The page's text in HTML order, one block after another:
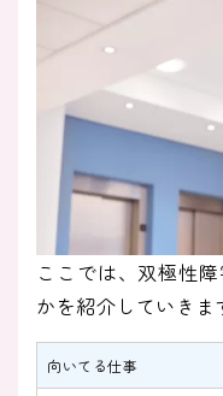
ここでは、双極性
かを紹介していきま
向いてる仕事